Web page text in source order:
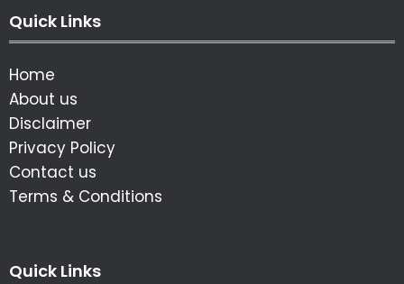
Quick Links
Home
About us
Disclaimer
Privacy Policy
Contact us
Terms & Conditions
Quick Links